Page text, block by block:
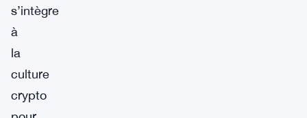
s’intègre
à
la
culture
crypto